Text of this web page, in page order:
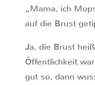
„Mama, ich
auf die Brust
Ja, die Brust
Öffentlichkeit
gut so, dann